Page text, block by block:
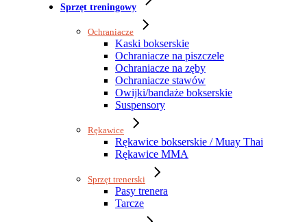
Sprzęt treningowy
Ochraniacze
Kaski bokserskie
Ochraniacze na piszczele
Ochraniacze na zęby
Ochraniacze stawów
Owijki/bandaże bokserskie
Suspensory
Rękawice
Rękawice bokserskie / Muay Thai
Rękawice MMA
Sprzęt trenerski
Pasy trenera
Tarcze